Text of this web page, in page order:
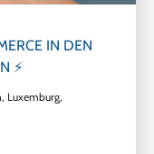
IN DEN
⚡
Luxemburg,